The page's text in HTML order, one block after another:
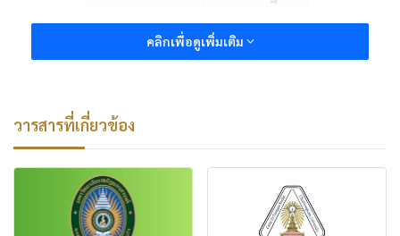
คลิกเพื่อดูเพิ่มเติม
วารสารที่เกี่ยวข้อง